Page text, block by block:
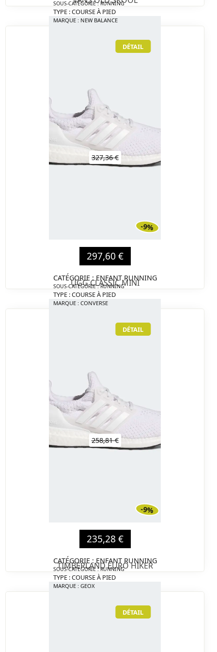
SOUS-CATÉGORIE : RUNNING
TYPE : COURSE À PIED
MARQUE : NEW BALANCE
DÉTAIL
327,36 €
297,60 €
CATÉGORIE : ENFANT RUNNING
SOUS-CATÉGORIE : RUNNING
TYPE : COURSE À PIED
MARQUE : CONVERSE
-9%
DÉTAIL
UGG CLASSIC MINI
258,81 €
235,28 €
CATÉGORIE : ENFANT RUNNING
SOUS-CATÉGORIE : RUNNING
TYPE : COURSE À PIED
MARQUE : GEOX
-9%
DÉTAIL
TIMBERLAND EURO HIKER